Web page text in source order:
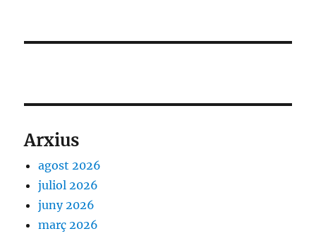
Arxius
agost 2026
juliol 2026
juny 2026
març 2026